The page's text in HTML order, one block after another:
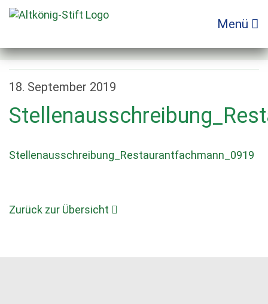
Zum
Inhalt
Menü
18. September 2019
Stellenausschreibung_Restaurantfachmann_0919
Zurück zur Übersicht